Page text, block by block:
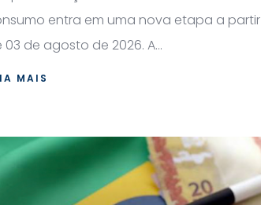
entra em uma nova etapa a partir
03 de agosto de 2026. A...
MAIS